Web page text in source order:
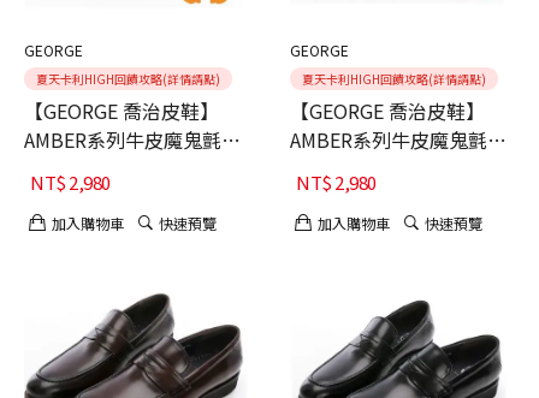
GEORGE
夏天卡利HIGH回饋攻略(詳情請點)
【GEORGE 喬治皮鞋】
AMBER系列牛皮魔鬼氈微
空調氣墊皮鞋-棕
NT$2,980
加入購物車 快速預覽
GEORGE
夏天卡利HIGH回饋攻略(詳情請點)
【GEORGE 喬治皮鞋】
AMBER系列牛皮魔鬼氈微
空調氣墊皮鞋-黑
NT$2,980
加入購物車 快速預覽